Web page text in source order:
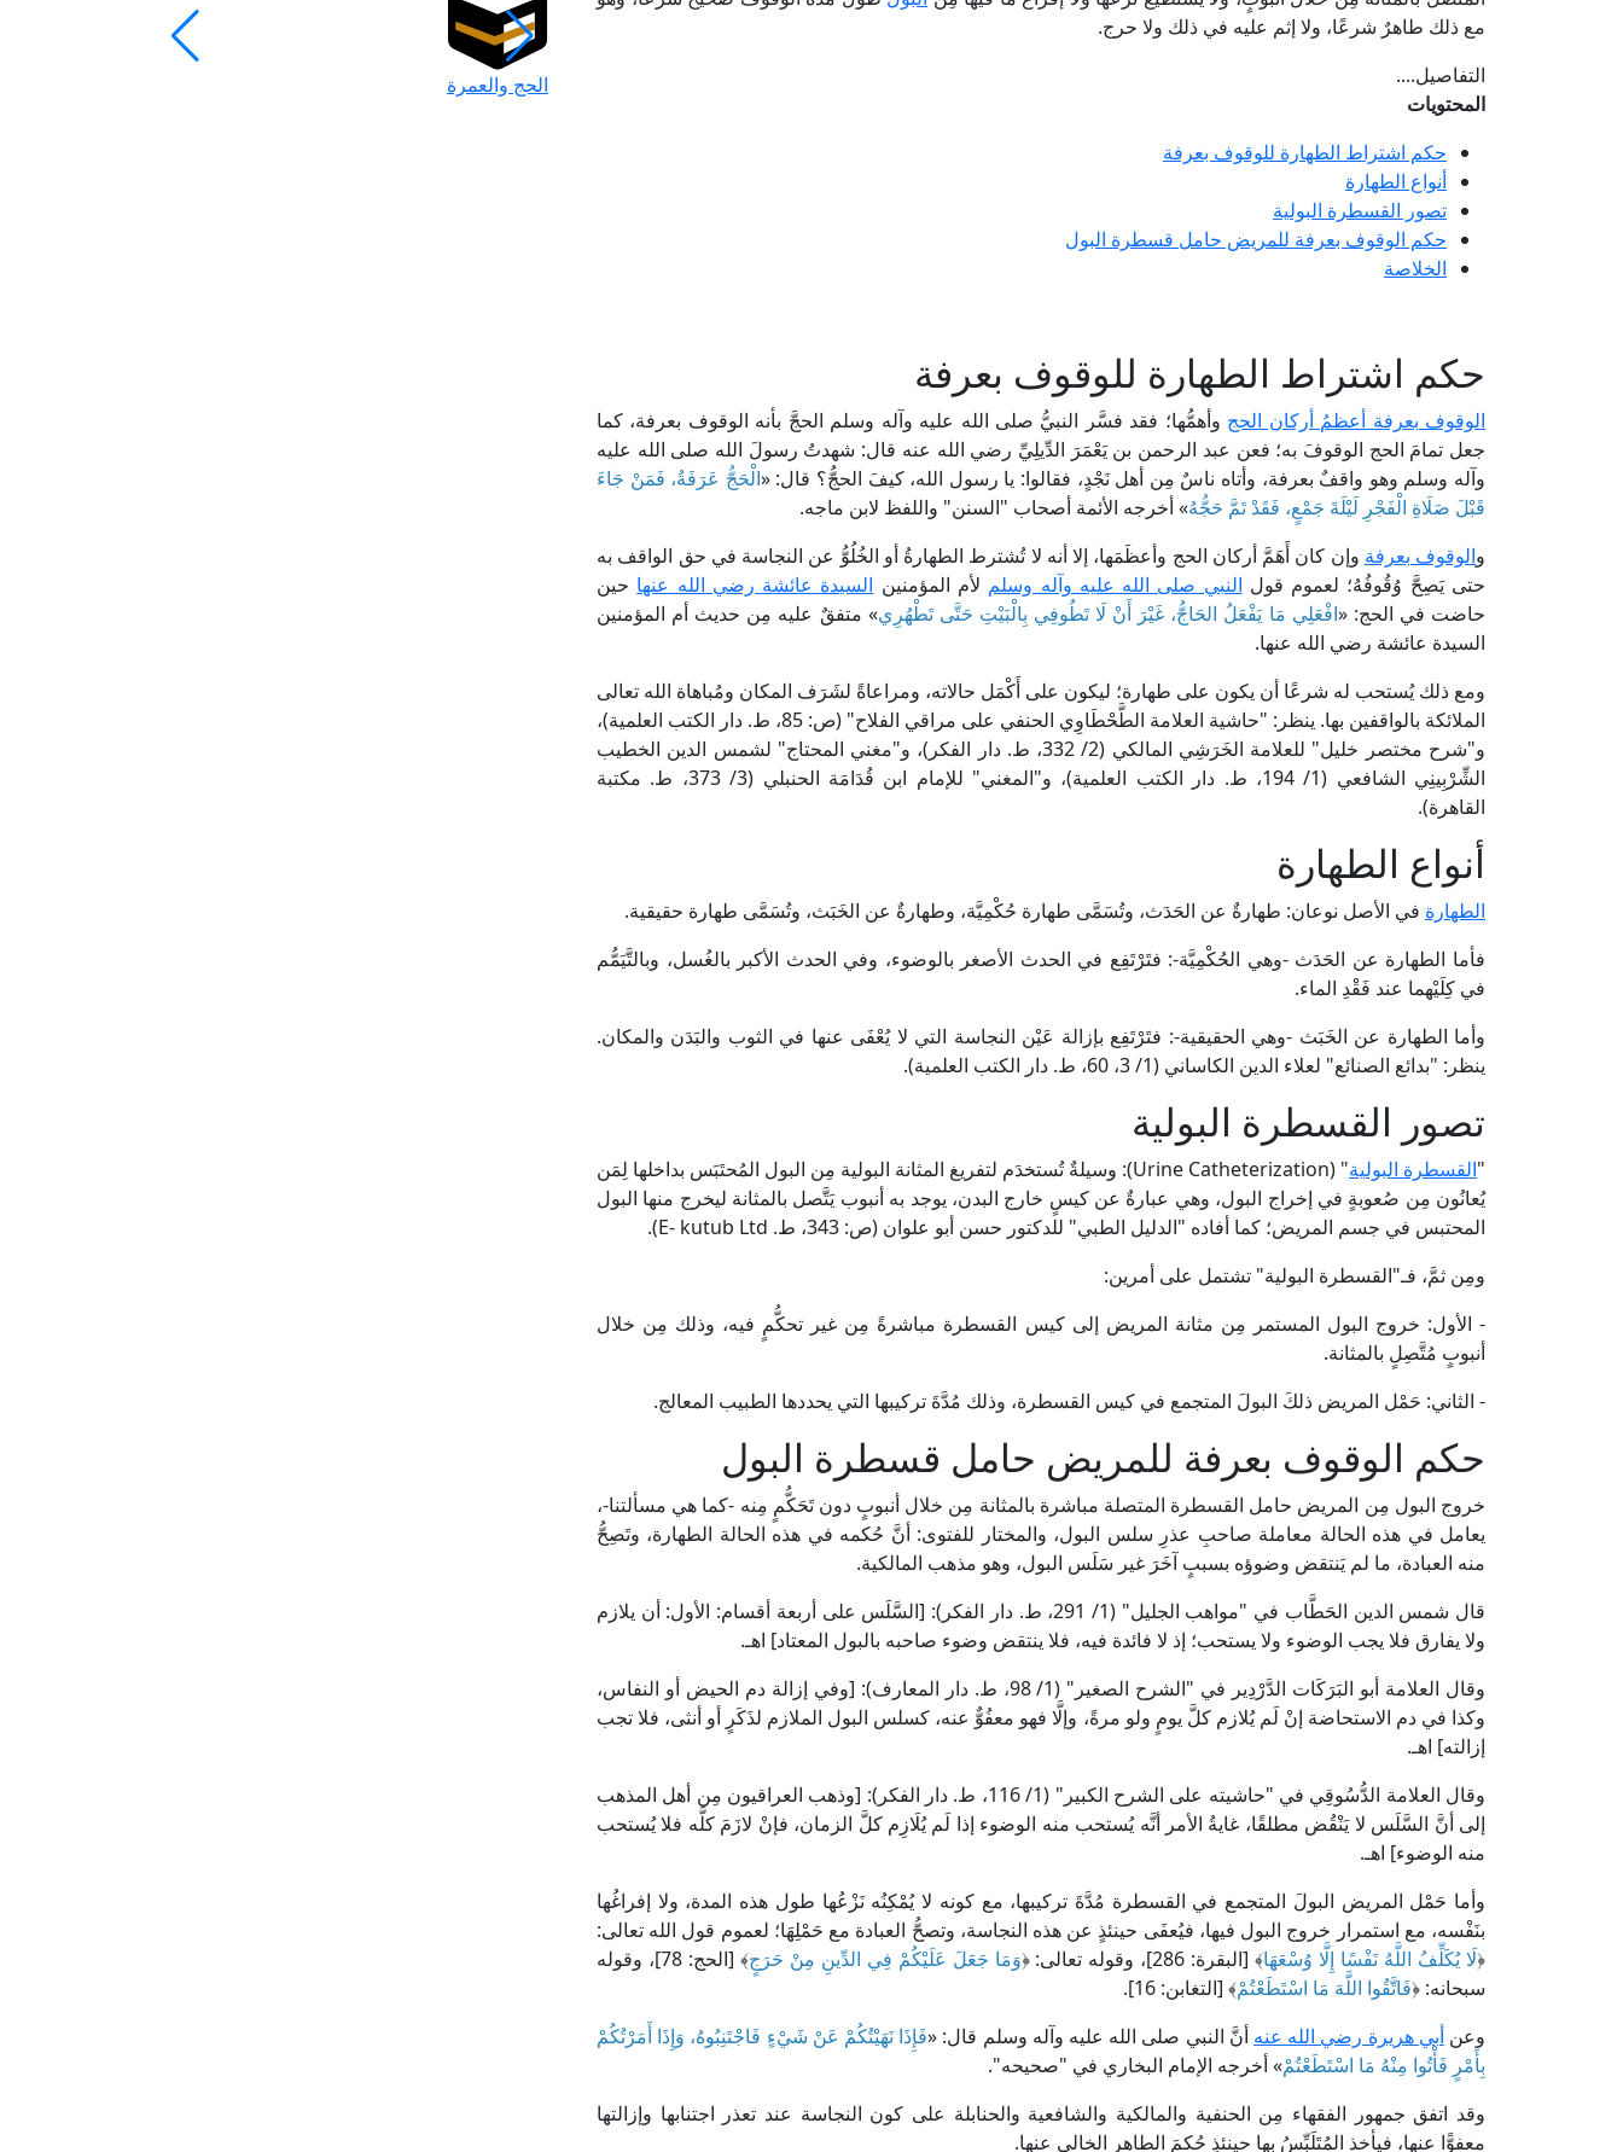
مع ذلك طاهرٌ شرعًا، ولا إثم عليه في ذلك ولا حرج.
التفاصيل....
المحتويات
حكم اشتراط الطهارة للوقوف بعرفة
أنواع الطهارة
تصور القسطرة البولية
حكم الوقوف بعرفة للمريض حامل قسطرة البول
الخلاصة
حكم اشتراط الطهارة للوقوف بعرفة
الوقوف بعرفة أعظمُ أركان الحج وأهمُّها؛ فقد فسَّر النبيُّ صلى الله عليه وآله وسلم الحجَّ بأنه الوقوف بعرفة، كما
جعل تمامَ الحج الوقوفَ به؛ فعن عبد الرحمن بن يَعْمَرَ الدِّيلِيِّ رضي الله عنه قال: شهدتُ رسولَ الله صلى الله عليه
وآله وسلم وهو واقفٌ بعرفة، وأتاه ناسٌ مِن أهل نَجْدٍ، فقالوا: يا رسول الله، كيفَ الحجُّ؟ قال: «الْحَجُّ عَرَفَةُ، فَمَنْ جَاءَ
قَبْلَ صَلَاةِ الْفَجْرِ لَيْلَةَ جَمْعٍ، فَقَدْ تَمَّ حَجُّهُ» أخرجه الأئمة أصحاب "السنن" واللفظ لابن ماجه.
والوقوف بعرفة وإن كان أَهَمَّ أركان الحج وأعظَمَها، إلا أنه لا تُشترط الطهارةُ أو الخُلُوُّ عن النجاسة في حق الواقف به
حتى يَصِحَّ وُقُوفُهُ؛ لعموم قول النبي صلى الله عليه وآله وسلم لأم المؤمنين السيدة عائشة رضي الله عنها حين
حاضت في الحج: «افْعَلِي مَا يَفْعَلُ الحَاجُّ، غَيْرَ أَنْ لَا تَطُوفِي بِالْبَيْتِ حَتَّى تَطْهُرِي» متفقٌ عليه مِن حديث أم المؤمنين
السيدة عائشة رضي الله عنها.
ومع ذلك يُستحب له شرعًا أن يكون على طهارة؛ ليكون على أَكْمَل حالاته، ومراعاةً لشَرَف المكان ومُباهاة الله تعالى
الملائكة بالواقفين بها. ينظر: "حاشية العلامة الطَّحْطَاوِي الحنفي على مراقي الفلاح" (ص: 85، ط. دار الكتب العلمية)،
و"شرح مختصر خليل" للعلامة الخَرَشِي المالكي (2/ 332، ط. دار الفكر)، و"مغني المحتاج" لشمس الدين الخطيب
الشِّرْبِينِي الشافعي (1/ 194، ط. دار الكتب العلمية)، و"المغني" للإمام ابن قُدَامَة الحنبلي (3/ 373، ط. مكتبة
القاهرة).
أنواع الطهارة
الطهارة في الأصل نوعان: طهارةٌ عن الحَدَث، وتُسَمَّى طهارة حُكْمِيَّة، وطهارةٌ عن الخَبَث، وتُسَمَّى طهارة حقيقية.
فأما الطهارة عن الحَدَث -وهي الحُكْمِيَّة-: فتَرْتَفِع في الحدث الأصغر بالوضوء، وفي الحدث الأكبر بالغُسل، وبالتَّيَمُّم
في كِلَيْهما عند فَقْدِ الماء.
وأما الطهارة عن الخَبَث -وهي الحقيقية-: فتَرْتَفِع بإزالة عَيْن النجاسة التي لا يُعْفَى عنها في الثوب والبَدَن والمكان.
ينظر: "بدائع الصنائع" لعلاء الدين الكاساني (1/ 3، 60، ط. دار الكتب العلمية).
تصور القسطرة البولية
"القسطرة البولية
" (Urine Catheterization): وسیلةٌ تُستخدَم لتفریغ المثانة البولیة مِن البول المُحتَبَس بداخلها لِمَن
یُعانُون مِن صُعوبةٍ في إخراج البول، وهي عبارةٌ عن كيسٍ خارج البدن، يوجد به أنبوب يَتَّصل بالمثانة ليخرج منها البول
المحتبس في جسم المريض؛ كما أفاده "الدليل الطبي" للدكتور حسن أبو علوان (ص: 343، ط. E- kutub Ltd).
ومِن ثمَّ، فـ"القسطرة البولية" تشتمل على أمرين:
- الأول: خروج البول المستمر مِن مثانة المريض إلى كيس القسطرة مباشرةً مِن غير تحكُّمٍ فيه، وذلك مِن خلال
أنبوبٍ مُتَّصِلٍ بالمثانة.
- الثاني: حَمْل المريض ذلكَ البولَ المتجمع في كيس القسطرة، وذلك مُدَّةَ تركيبها التي يحددها الطبيب المعالج.
حكم الوقوف بعرفة للمريض حامل قسطرة البول
خروج البول مِن المريض حامل القسطرة المتصلة مباشرة بالمثانة مِن خلال أنبوبٍ دون تَحَكُّمٍ مِنه -كما هي مسألتنا-،
يعامل في هذه الحالة معاملة صاحبِ عذرِ سلس البول، والمختار للفتوى: أنَّ حُكمه في هذه الحالة الطهارة، وتَصِحُّ
منه العبادة، ما لم يَنتقض وضوؤه بسببٍ آخَرَ غير سَلَس البول، وهو مذهب المالكية.
قال شمس الدين الحَطَّاب في "مواهب الجليل" (1/ 291، ط. دار الفكر): [السَّلَس على أربعة أقسام: الأول: أن يلازم
ولا يفارق فلا يجب الوضوء ولا يستحب؛ إذ لا فائدة فيه، فلا ينتقض وضوء صاحبه بالبول المعتاد] اهـ.
وقال العلامة أبو البَرَكَات الدَّرْدِير في "الشرح الصغير" (1/ 98، ط. دار المعارف): [وفي إزالة دم الحيض أو النفاس،
وكذا في دم الاستحاضة إنْ لَم يُلازم كلَّ يومٍ ولو مرةً، وإلَّا فهو معفُوٌّ عنه، كسلس البول الملازم لذَكَرٍ أو أنثى، فلا تجب
إزالته] اهـ.
وقال العلامة الدُّسُوقِي في "حاشيته على الشرح الكبير" (1/ 116، ط. دار الفكر): [وذهب العراقيون مِن أهل المذهب
إلى أنَّ السَّلَس لا يَنْقُض مطلقًا، غايةُ الأمر أنَّه يُستحب منه الوضوء إذا لَم يُلَازِم كلَّ الزمان، فإنْ لازَمَ كلَّه فلا يُستحب
منه الوضوء] اهـ.
وأما حَمْل المريض البولَ المتجمع في القسطرة مُدَّةَ تركيبها، مع كونه لا يُمْكِنُه نَزْعُها طول هذه المدة، ولا إفراغُها
بنَفْسه، مع استمرار خروج البول فيها، فيُعفَى حينئذٍ عن هذه النجاسة، وتصحُّ العبادة مع حَمْلِهَا؛ لعموم قول الله تعالى:
﴿لَا يُكَلِّفُ اللَّهُ نَفْسًا إِلَّا وُسْعَهَا﴾ [البقرة: 286]، وقوله تعالى: ﴿ وَمَا جَعَلَ عَلَيْكُمْ فِي الدِّينِ مِنْ حَرَجٍ
﴾ [الحج: 78]، وقوله
سبحانه: ﴿فَاتَّقُوا اللَّهَ مَا اسْتَطَعْتُمْ﴾ [التغابن: 16].
وعنأبي هريرة رضي الله عنه أنَّ النبي صلى الله عليه وآله وسلم قال: «فَإِذَا نَهَيْتُكُمْ عَنْ شَيْءٍ فَاجْتَنِبُوهُ، وَإِذَا أَمَرْتُكُمْ
بِأَمْرٍ فَأْتُوا مِنْهُ مَا اسْتَطَعْتُمْ» أخرجه الإمام البخاري في "صحيحه".
وقد اتفق جمهور الفقهاء مِن الحنفية والمالكية والشافعية والحنابلة على كون النجاسة عند تعذر اجتنابها وإزالتها
معفوًّا عنها، فيأخذ المُتَلَبِّسُ بها حينئذٍ حُكمَ الطاهر الخالي عنها.
الحج والعمرة